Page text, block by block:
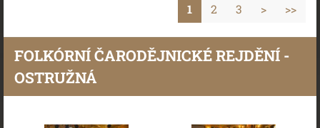
1 2 3 > >>
FOLKÓRNÍ ČARODĚJNICKÉ REJDĚNÍ -
OSTRUŽNÁ